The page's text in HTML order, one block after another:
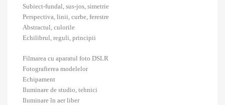
Subiect-fundal, sus-jos, simetrie
Perspectiva, linii, curbe, ferestre
Abstractul, culorile
Echilibrul, reguli, principii
Filmarea cu aparatul foto DSLR
Fotografierea modelelor
Echipament
Iluminare de studio, tehnici
Iluminare în aer liber